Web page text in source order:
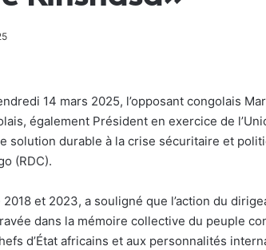
14 mars 2025, l’opposant congolais
également Président en exercice de
solution durable à la crise sécuritaire et
(RDC).
et 2023, a souligné que l’action du
dans la mémoire collective du peuple
d’État africains et aux personnalités